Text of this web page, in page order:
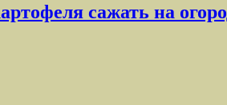
сажать на